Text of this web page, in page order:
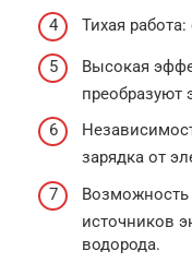
Тихая
Высокая
зарядка от
источников
водорода.